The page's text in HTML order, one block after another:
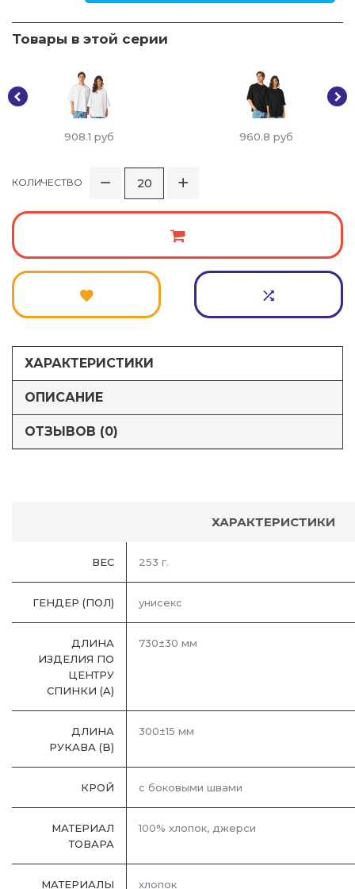
Товары в этой серии
908.1 руб 960.8 руб
КОЛИЧЕСТВО
ХАРАКТЕРИСТИКИ
ОПИСАНИЕ
ОТЗЫВОВ (0)
ХАРАКТЕРИСТИКИ
ВЕС 253 г.
ГЕНДЕР (ПОЛ) унисекс
ДЛИНА
ИЗДЕЛИЯ ПО
ЦЕНТРУ
СПИНКИ (A)
730±30 мм
ДЛИНА
РУКАВА (B)
300±15 мм
КРОЙ с боковыми швами
МАТЕРИАЛ
ТОВАРА
100% хлопок, джерси
МАТЕРИАЛЫ хлопок